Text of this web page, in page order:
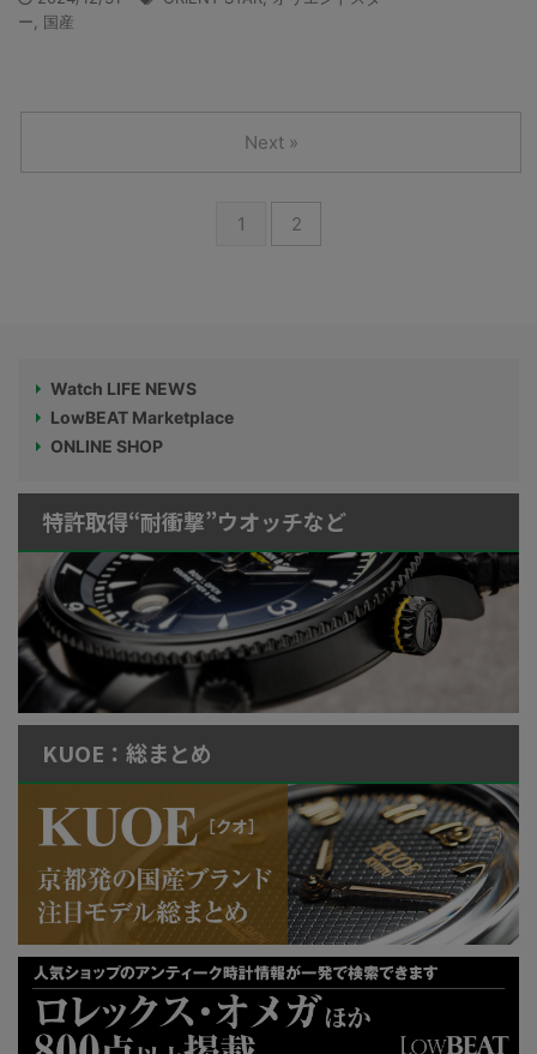
ー
国産
1 2
Next »
Watch LIFE NEWS
LowBEAT Marketplace
ONLINE SHOP
特許取得“耐衝撃”ウオッチなど
KUOE：総まとめ